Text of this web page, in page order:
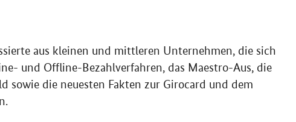
aus kleinen und mittleren Unternehmen, die sich
und Offline-Bezahlverfahren, das Maestro-Aus, die
sowie die neuesten Fakten zur Girocard und dem